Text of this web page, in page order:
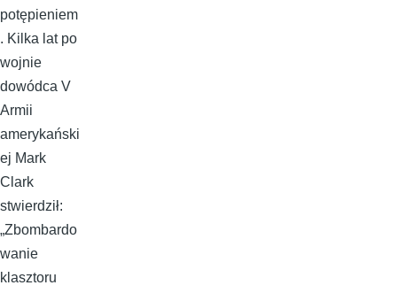
potępieniem
. Kilka lat po
wojnie
dowódca V
Armii
amerykański
ej Mark
Clark
stwierdził:
„Zbombardo
wanie
klasztoru